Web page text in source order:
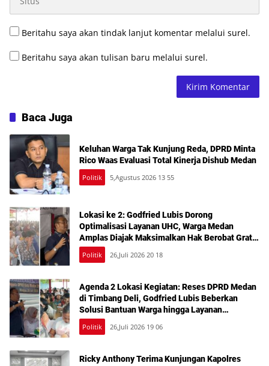
Beritahu saya akan tindak lanjut komentar melalui surel.
Beritahu saya akan tulisan baru melalui surel.
Baca Juga
Keluhan Warga Tak Kunjung Reda, DPRD Minta
Rico Waas Evaluasi Total Kinerja Dishub Medan
Politik 5,Agustus 2026 13 55
Lokasi ke 2: Godfried Lubis Dorong
Optimalisasi Layanan UHC, Warga Medan
Amplas Diajak Maksimalkan Hak Berobat Gratis
Bermodal KTP
Politik 26,Juli 2026 20 18
Agenda 2 Lokasi Kegiatan: Reses DPRD Medan
di Timbang Deli, Godfried Lubis Beberkan
Solusi Bantuan Warga hingga Layanan
Kesehatan Gratis
Politik 26,Juli 2026 19 06
Ricky Anthony Terima Kunjungan Kapolres